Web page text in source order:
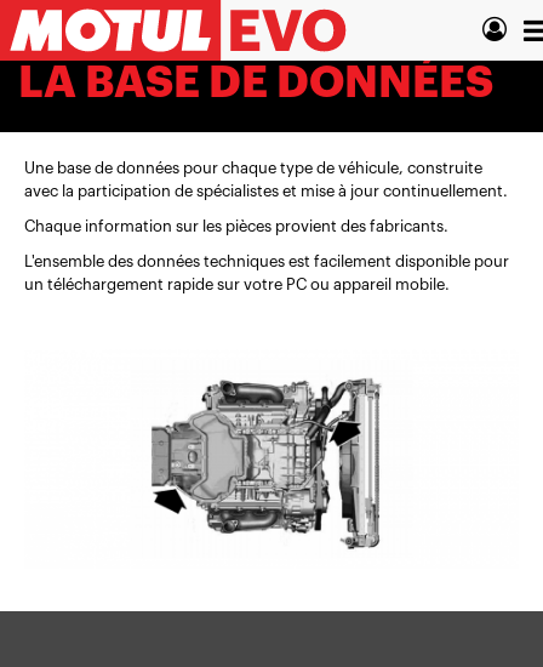
Aller
au
contenu
principal
LA BASE DE DONNÉES
Une base de données pour chaque type de véhicule, construite
avec la participation de spécialistes et mise à jour continuellement.
Chaque information sur les pièces provient des fabricants.
L'ensemble des données techniques est facilement disponible pour
un téléchargement rapide sur votre PC ou appareil mobile.